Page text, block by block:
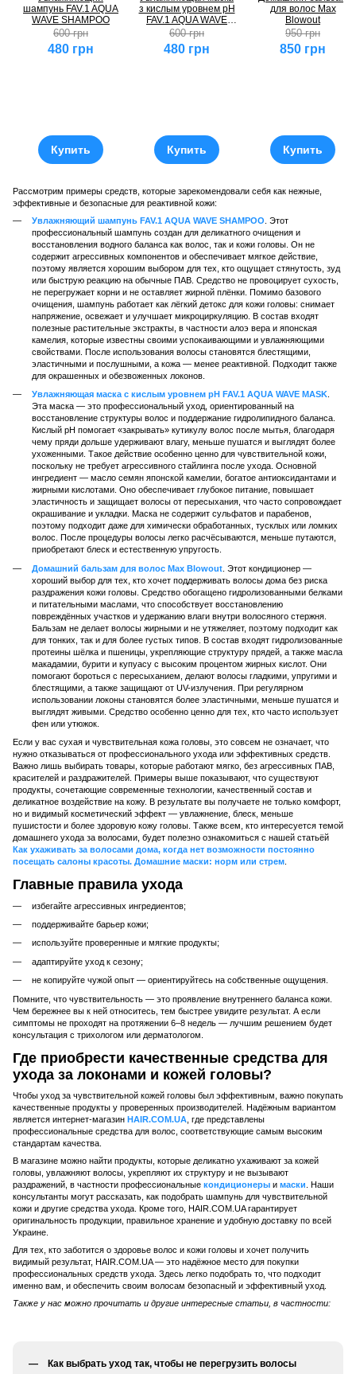
шампунь FAV.1 AQUA
WAVE SHAMPOO
600 грн
480 грн
Купить
з кислым уровнем pH
FAV.1 AQUA WAVE
MASK
600 грн
480 грн
Купить
для волос Max
Blowout
950 грн
850 грн
Купить
Рассмотрим примеры средств, которые зарекомендовали себя как нежные,
эффективные и безопасные для реактивной кожи:
Увлажняющий шампунь FAV.1 AQUA WAVE SHAMPOO . Этот
профессиональный шампунь создан для деликатного очищения и
восстановления водного баланса как волос, так и кожи головы. Он не
содержит агрессивных компонентов и обеспечивает мягкое действие,
поэтому является хорошим выбором для тех, кто ощущает стянутость, зуд
или быструю реакцию на обычные ПАВ. Средство не провоцирует сухость,
не перегружает корни и не оставляет жирной плёнки. Помимо базового
очищения, шампунь работает как лёгкий детокс для кожи головы: снимает
напряжение, освежает и улучшает микроциркуляцию. В состав входят
полезные растительные экстракты, в частности алоэ вера и японская
камелия, которые известны своими успокаивающими и увлажняющими
свойствами. После использования волосы становятся блестящими,
эластичными и послушными, а кожа — менее реактивной. Подходит также
для окрашенных и обезвоженных локонов.
Увлажняющая маска с кислым уровнем pH FAV.1 AQUA WAVE MASK
Эта маска — это профессиональный уход, ориентированный на
восстановление структуры волос и поддержание гидролипидного баланса.
Кислый pH помогает «закрывать» кутикулу волос после мытья, благодаря
чему пряди дольше удерживают влагу, меньше пушатся и выглядят более
ухоженными. Такое действие особенно ценно для чувствительной кожи,
поскольку не требует агрессивного стайлинга после ухода. Основной
ингредиент — масло семян японской камелии, богатое антиоксидантами и
жирными кислотами. Оно обеспечивает глубокое питание, повышает
эластичность и защищает волосы от пересыхания, что часто сопровождает
окрашивание и укладки. Маска не содержит сульфатов и парабенов,
поэтому подходит даже для химически обработанных, тусклых или ломких
волос. После процедуры волосы легко расчёсываются, меньше путаются,
приобретают блеск и естественную упругость.
Домашний бальзам для волос Max Blowout . Этот кондиционер —
хороший выбор для тех, кто хочет поддерживать волосы дома без риска
раздражения кожи головы. Средство обогащено гидролизованными белками
и питательными маслами, что способствует восстановлению
повреждённых участков и удержанию влаги внутри волосяного стержня.
Бальзам не делает волосы жирными и не утяжеляет, поэтому подходит как
для тонких, так и для более густых типов. В состав входят гидролизованные
протеины шёлка и пшеницы, укрепляющие структуру прядей, а также масла
макадамии, бурити и купуасу с высоким процентом жирных кислот. Они
помогают бороться с пересыханием, делают волосы гладкими, упругими и
блестящими, а также защищают от UV-излучения. При регулярном
использовании локоны становятся более эластичными, меньше пушатся и
выглядят живыми. Средство особенно ценно для тех, кто часто использует
фен или утюжок.
Если у вас сухая и чувствительная кожа головы, это совсем не означает, что
нужно отказываться от профессионального ухода или эффективных средств.
Важно лишь выбирать товары, которые работают мягко, без агрессивных ПАВ,
красителей и раздражителей. Примеры выше показывают, что существуют
продукты, сочетающие современные технологии, качественный состав и
деликатное воздействие на кожу. В результате вы получаете не только комфорт,
но и видимый косметический эффект — увлажнение, блеск, меньше
пушистости и более здоровую кожу головы. Также всем, кто интересуется темой
домашнего ухода за волосами, будет полезно ознакомиться с нашей статьёй
Как ухаживать за волосами дома, когда нет возможности постоянно
посещать салоны красоты. Домашние маски: норм или стрем
Главные правила ухода
избегайте агрессивных ингредиентов;
поддерживайте барьер кожи;
используйте проверенные и мягкие продукты;
адаптируйте уход к сезону;
не копируйте чужой опыт — ориентируйтесь на собственные ощущения.
Помните, что чувствительность — это проявление внутреннего баланса кожи.
Чем бережнее вы к ней относитесь, тем быстрее увидите результат. А если
симптомы не проходят на протяжении 6–8 недель — лучшим решением будет
консультация с трихологом или дерматологом.
Где приобрести качественные средства для
ухода за локонами и кожей головы?
Чтобы уход за чувствительной кожей головы был эффективным, важно покупать
качественные продукты у проверенных производителей. Надёжным вариантом
является интернет-магазин HAIR.COM.UA , где представлены
профессиональные средства для волос, соответствующие самым высоким
стандартам качества.
В магазине можно найти продукты, которые деликатно ухаживают за кожей
головы, увлажняют волосы, укрепляют их структуру и не вызывают
раздражений, в частности профессиональные кондиционеры и маски . Наши
консультанты могут рассказать, как подобрать шампунь для чувствительной
кожи и другие средства ухода. Кроме того, HAIR.COM.UA гарантирует
оригинальность продукции, правильное хранение и удобную доставку по всей
Украине.
Для тех, кто заботится о здоровье волос и кожи головы и хочет получить
видимый результат, HAIR.COM.UA — это надёжное место для покупки
профессиональных средств ухода. Здесь легко подобрать то, что подходит
именно вам, и обеспечить своим волосам безопасный и эффективный уход.
Также у нас можно прочитать и другие интересные статьи, в частности:
Как выбрать уход так, чтобы не перегрузить волосы